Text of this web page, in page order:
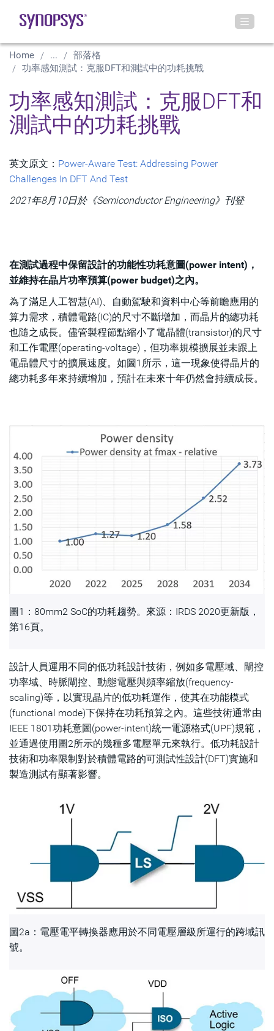
Home ...
部落格
功率感知測試：克服DFT和測試中的功耗挑戰
功率感知測試：克服DFT和
測試中的功耗挑戰
英文原文： Power-Aware Test: Addressing Power
Challenges In DFT And Test
2021年8月10日於《Semiconductor Engineering》刊登
在測試過程中保留設計的功能性功耗意圖(power intent)，
並維持在晶片功率預算(power budget)之內。
為了滿足人工智慧(AI)、自動駕駛和資料中心等前瞻應用的
算力需求，積體電路(IC)的尺寸不斷增加，而晶片的總功耗
也隨之成長。儘管製程節點縮小了電晶體(transistor)的尺寸
和工作電壓(operating-voltage)，但功率規模擴展並未跟上
電晶體尺寸的擴展速度。如圖1所示，這一現象使得晶片的
總功耗多年來持續增加，預計在未來十年仍然會持續成長。
圖1：80mm2 SoC的功耗趨勢。來源：IRDS 2020更新版，
第16頁。
設計人員運用不同的低功耗設計技術，例如多電壓域、閘控
功率域、時脈閘控、動態電壓與頻率縮放(frequency-
scaling)等，以實現晶片的低功耗運作，使其在功能模式
(functional mode)下保持在功耗預算之內。這些技術通常由
IEEE 1801功耗意圖(power-intent)統一電源格式(UPF)規範，
並通過使用圖2所示的幾種多電壓單元來執行。低功耗設計
技術和功率限制對於積體電路的可測試性設計(DFT)實施和
製造測試有顯著影響。
圖2a：電壓電平轉換器應用於不同電壓層級所運行的跨域訊
號。